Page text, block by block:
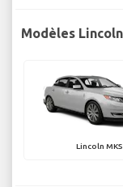
Modèles
Lincoln MKS